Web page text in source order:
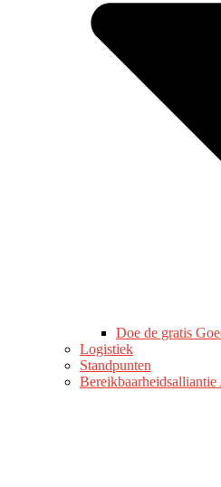
Doe de gratis
Logistiek
Standpunten
Bereikbaarheidsalliantie